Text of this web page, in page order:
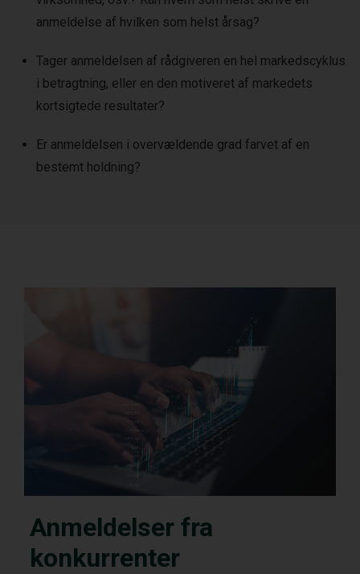
anmeldelse af hvilken som helst årsag?
Tager anmeldelsen af rådgiveren en hel markedscyklus
i betragtning, eller en den motiveret af markedets
kortsigtede resultater?
Er anmeldelsen i overvældende grad farvet af en
bestemt holdning?
Anmeldelser fra
konkurrenter